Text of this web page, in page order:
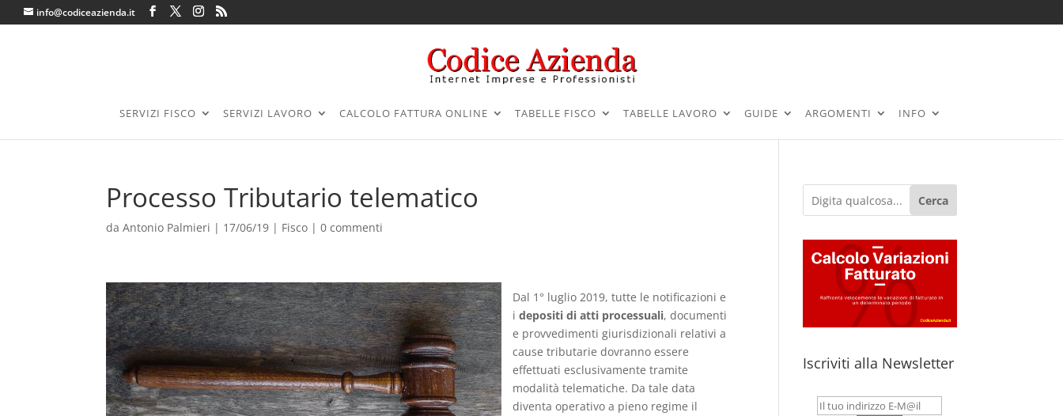
info@codiceazienda.it
SERVIZI FISCO SERVIZI LAVORO CALCOLO FATTURA ONLINE TABELLE FISCO TABELLE LAVORO GUIDE ARGOMENTI INFO
Processo Tributario telematico
daAntonio Palmieri | 17/06/19 | Fisco |0 commenti
Dal 1° luglio 2019, tutte le notificazioni e
idepositi di atti processuali, documenti
e provvedimenti giurisdizionali relativi a
cause tributarie dovranno essere
effettuati esclusivamente tramite
modalità telematiche. Da tale data
diventa operativo a pieno regime il
Cerca
Iscriviti alla Newsletter